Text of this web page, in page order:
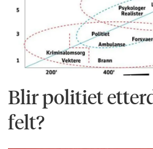
Blir politiet
felt?